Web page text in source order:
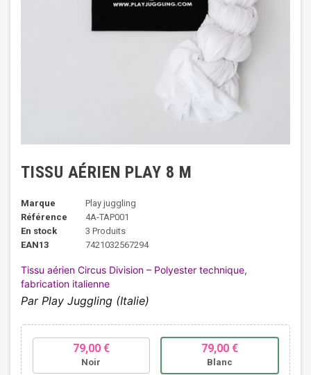
TISSU AÉRIEN PLAY 8 M
Marque
Play juggling
Référence
4A-TAP001
En stock
3 Produits
EAN13
7421032567294
Tissu aérien Circus Division – Polyester technique,
fabrication italienne
Par Play Juggling (Italie)
79,00 €
Noir
79,00 €
Blanc